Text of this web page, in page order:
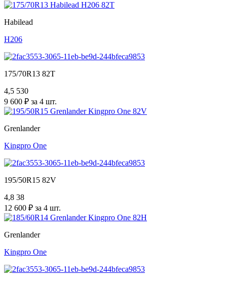
Habilead
H206
175/70R13 82T
4,5 530
9 600 ₽ за 4 шт.
Grenlander
Kingpro One
195/50R15 82V
4,8 38
12 600 ₽ за 4 шт.
Grenlander
Kingpro One